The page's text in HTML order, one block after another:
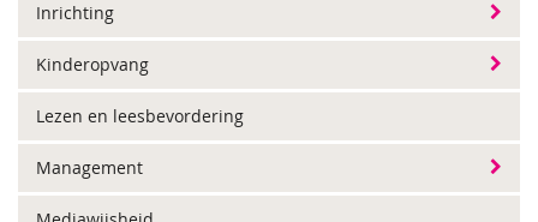
Inrichting
Kinderopvang
Lezen en leesbevordering
Management